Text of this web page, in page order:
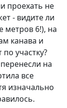
проехать не
- видите ли
метров 6!), на
канава и
участку?
на
все
изначально